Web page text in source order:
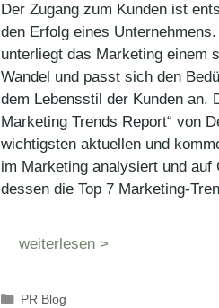
Der Zugang zum Kunden ist
den Erfolg eines Unternehmens.
unterliegt das Marketing einem
Wandel und passt sich den
dem Lebensstil der Kunden an.
Marketing Trends Report“ von
wichtigsten aktuellen und
im Marketing analysiert und auf
dessen die Top 7 Marketing-
weiterlesen >
Kategorien
PR Blog